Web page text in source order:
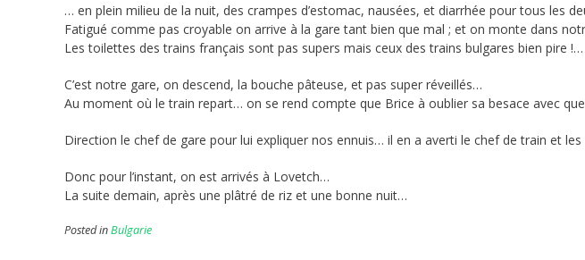
… en plein milieu de la nuit, des crampes d’estomac, nausées, et diarrhée pour tous les
Fatigué comme pas croyable on arrive à la gare tant bien que mal ; et on monte dans
Les toilettes des trains français sont pas supers mais ceux des trains bulgares bien
C’est notre gare, on descend, la bouche pâteuse, et pas super réveillés…
Au moment où le train repart… on se rend compte que Brice à oublier sa besace avec
Direction le chef de gare pour lui expliquer nos ennuis… il en a averti le chef de train et
Donc pour l’instant, on est arrivés à Lovetch…
La suite demain, après une plâtré de riz et une bonne nuit…
Posted inBulgarie